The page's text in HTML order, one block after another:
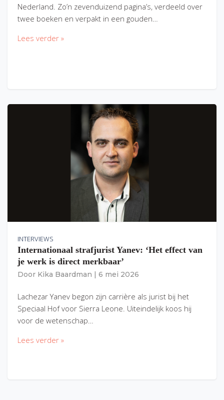
Nederland. Zo’n zevenduizend pagina’s, verdeeld over
twee boeken en verpakt in een gouden…
Lees verder »
INTERVIEWS
Internationaal strafjurist Yanev: ‘Het effect van
je werk is direct merkbaar’
Door Kika Baardman 6 mei 2026
Lachezar Yanev begon zijn carrière als jurist bij het
Speciaal Hof voor Sierra Leone. Uiteindelijk koos hij
voor de wetenschap…
Lees verder »